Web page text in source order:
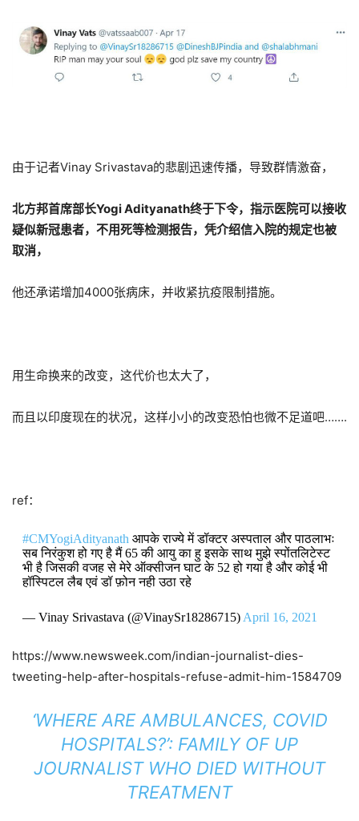
由于记者Vinay Srivastava的悲剧迅速传播，导致群情激奋，
北方邦首席部长Yogi Adityanath终于下令，指示医院可以接收
疑似新冠患者，不用死等检测报告，凭介绍信入院的规定也被
取消，
他还承诺增加4000张病床，并收紧抗疫限制措施。
用生命换来的改变，这代价也太大了，
而且以印度现在的状况，这样小小的改变恐怕也微不足道吧…….
ref：
#CMYogiAdityanathआपके राज्ये में डॉक्टर अस्पताल और पाठलाभः
सब निरंकुश हो गए है मैं 65 की आयु का हु इसके साथ मुझे स्पोंतलिटेस्ट
भी है जिसकी वजह से मेरे ऑक्सीजन घाट के 52 हो गया है और कोई भी
हॉस्पिटल लैब एवं डॉ फ़ोन नही उठा रहे
— Vinay Srivastava (@VinaySr18286715)April 16, 2021
https://www.newsweek.com/indian-journalist-dies-
tweeting-help-after-hospitals-refuse-admit-him-1584709
‘WHERE ARE AMBULANCES, COVID
HOSPITALS?’: FAMILY OF UP
JOURNALIST WHO DIED WITHOUT
TREATMENT